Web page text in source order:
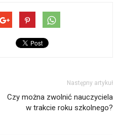
Następny artykuł
Czy można zwolnić nauczyciela
w trakcie roku szkolnego?